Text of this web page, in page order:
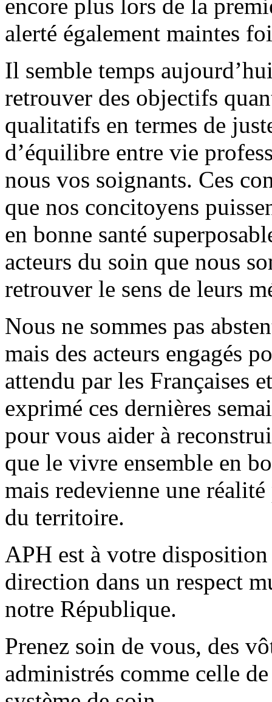
encore plus lors de la
alerté également maintes
Il semble temps
retrouver des objectifs
qualitatifs en termes de
d’équilibre entre vie
nous vos soignants. Ces
que nos concitoyens
en bonne santé
acteurs du soin que nous
retrouver le sens de leurs
Nous ne sommes pas
mais des acteurs engagés
attendu par les Françaises
exprimé ces dernières
pour vous aider à
que le vivre ensemble en
mais redevienne une
du territoire.
APH est à votre
direction dans un respect
notre République.
Prenez soin de vous, des
administrés comme celle